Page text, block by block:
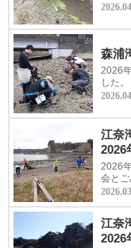
森浦
2026
した
江奈
2026
2026
会と
江奈
2026